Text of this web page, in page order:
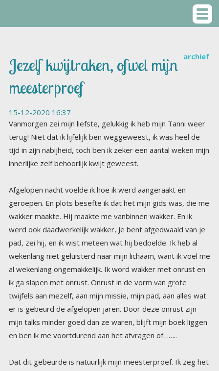
archief
Jezelf kwijtraken, ofwel mijn
meesterproef
15-12-2020 16:37
Vanmorgen zei mijn liefste, gelukkig ik heb mijn Tanni weer
terug! Niet dat ik lijfelijk ben weggeweest, ik was heel de
tijd in zijn nabijheid, toch ben ik zeker een aantal weken mijn
innerlijke zelf behoorlijk kwijt geweest.
Afgelopen nacht voelde ik hoe ik werd aangeraakt en
geroepen. En plots besefte ik dat het mijn gids was, die me
wakker maakte. Hij maakte me vanbinnen wakker. En ik
werd ook daadwerkelijk wakker, Je bent afgedwaald van je
pad, zei hij, en ik wist meteen wat hij bedoelde. Ik heb al
wekenlang niet geluisterd naar mijn lichaam, want ik voel me
al wekenlang ongemakkelijk. Ik word wakker met onrust en
ik ga slapen met onrust. Onrust in de vorm van grote
twijfels aan mezelf, aan mijn missie, mijn pad, aan alles wat
er is gebeurd de afgelopen jaren. Door deze onrust zijn
mijn talks minder goed dan ze waren, blijft mijn boek liggen
en ben ik me voortdurend aan het afvragen of……..
Dat dit gebeurde is natuurlijk mijn meesterproef. Ik zeg het
vaak in mijn talks, iedereen krijgt zijn meesterproef in deze
eindtijd. En ik zeg dan ook dat ieders meesterproef zal
plaatsvinden in het gebied van hem of haarzelf wat vastzit
aan zijn of haar Karmische patroon. Dat het mij op dit
gebied zou overkomen had ik niet door. Dank je wel